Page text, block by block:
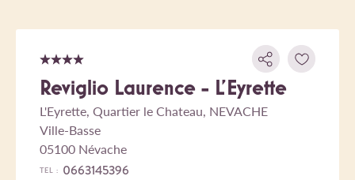
Reviglio Laurence - L'Eyrette
L'Eyrette, Quartier le Chateau, NEVACHE
Ville-Basse
05100 Névache
TEL : 0663145396